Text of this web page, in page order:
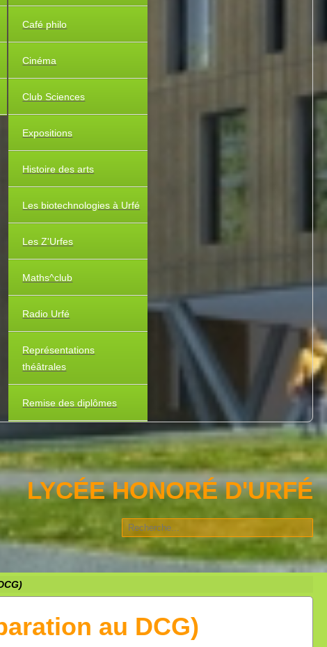
Café philo
Cinéma
Club Sciences
Expositions
Histoire des arts
Les biotechnologies à Urfé
Les Z'Urfes
Maths^club
Radio Urfé
Représentations
théâtrales
Remise des diplômes
LYCÉE HONORÉ D'URFÉ
au DCG)